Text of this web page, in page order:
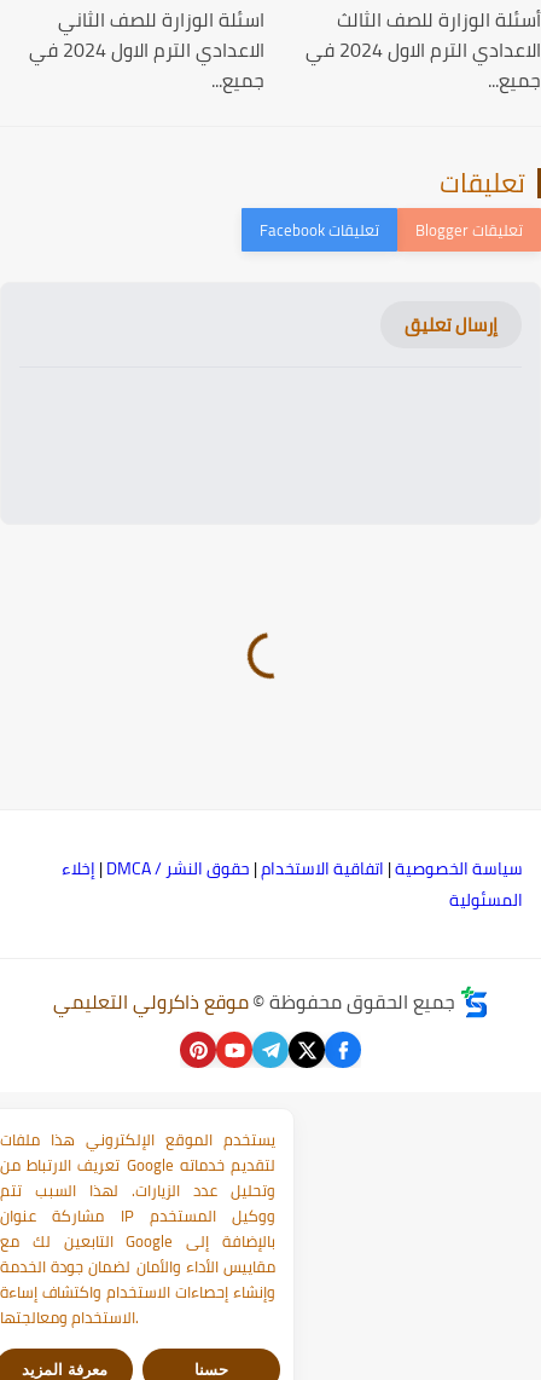
الوزارة للصف الثالث
الاعدادي الترم الاول 2024 في
اسئلة الوزارة للصف الثاني
الاعدادي الترم الاول 2024 في
جميع...
إرسال تعليق
الخصوصية|اتفاقية الاستخدام|حقوق النشر / DMCA |إخلاء
جميع الحقوق محفوظة ©موقع ذاكرولي التعليمي
يستخدم الموقع الإلكتروني هذا ملفات
تعريف الارتباط من Google لتقديم خدماته
وتحليل عدد الزيارات. لهذا السبب تتم
مشاركة عنوان IP ووكيل المستخدم
التابعين لك مع Google بالإضافة إلى
مقاييس الأداء والأمان لضمان جودة الخدمة
وإنشاء إحصاءات الاستخدام واكتشاف إساءة
معرفة المزيد حسنا